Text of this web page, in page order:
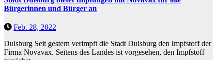
Bürgerinnen und Bürger an
Feb. 28, 2022
Duisburg Seit gestern verimpft die Stadt Duisburg den Impfstoff der
Firma Novavax. Seitens des Landes ist vorgesehen, den Impfstoff